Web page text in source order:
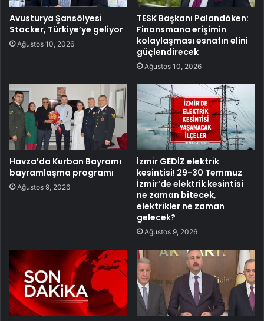
Avusturya Şansölyesi
Stocker, Türkiye’ye geliyor
Ağustos 10, 2026
TESK Başkanı Palandöken:
Finansmana erişimin
kolaylaşması esnafın elini
güçlendirecek
Ağustos 10, 2026
Havza’da Kurban Bayramı
bayramlaşma programı
Ağustos 9, 2026
İzmir GEDİZ elektrik
kesintisi! 29-30 Temmuz
İzmir’de elektrik kesintisi
ne zaman bitecek,
elektrikler ne zaman
gelecek?
Ağustos 9, 2026